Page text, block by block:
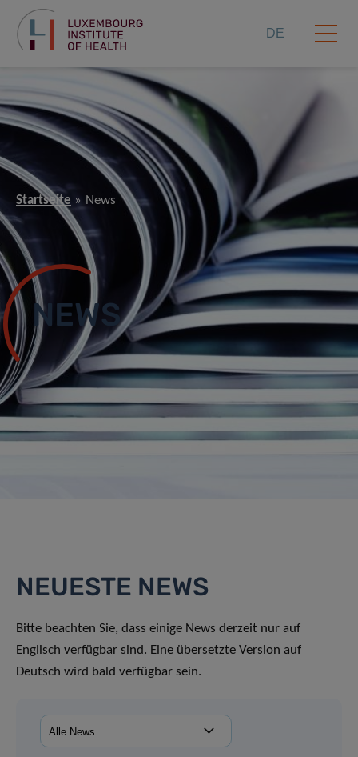
DE
Startseite News
NEWS
NEUESTE NEWS
Bitte beachten Sie, dass einige News derzeit nur auf
Englisch verfügbar sind. Eine übersetzte Version auf
Deutsch wird bald verfügbar sein.